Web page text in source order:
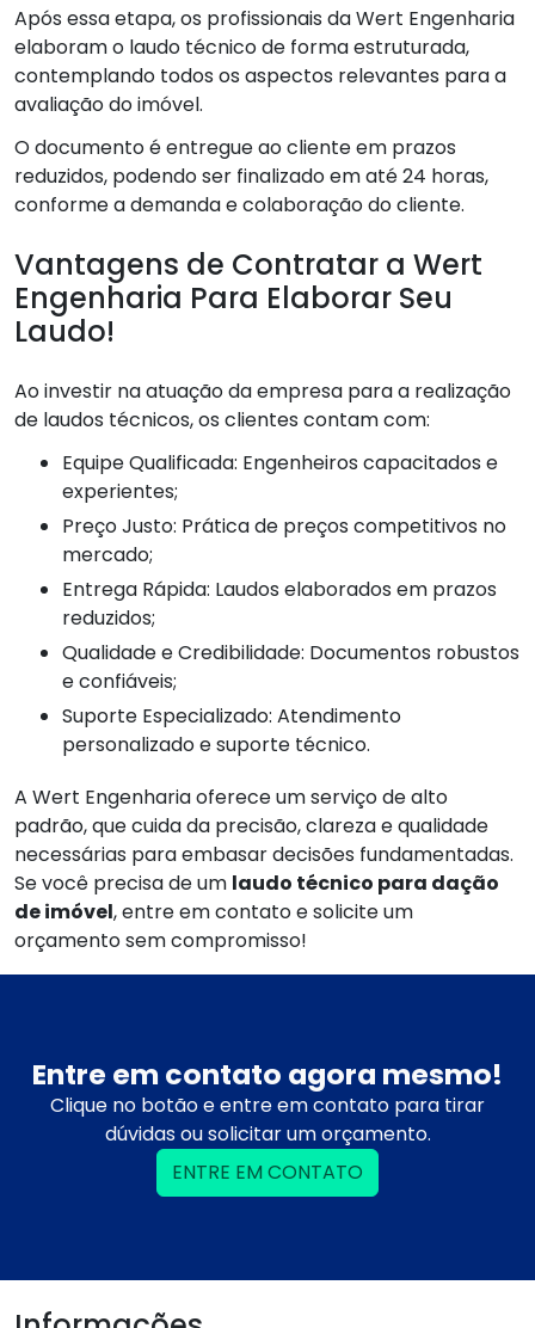
Após essa etapa, os profissionais da Wert Engenharia
elaboram o laudo técnico de forma estruturada,
contemplando todos os aspectos relevantes para a
avaliação do imóvel.
O documento é entregue ao cliente em prazos
reduzidos, podendo ser finalizado em até 24 horas,
conforme a demanda e colaboração do cliente.
Vantagens de Contratar a Wert
Engenharia Para Elaborar Seu
Laudo!
Ao investir na atuação da empresa para a realização
de laudos técnicos, os clientes contam com:
Equipe Qualificada: Engenheiros capacitados e
experientes;
Preço Justo: Prática de preços competitivos no
mercado;
Entrega Rápida: Laudos elaborados em prazos
reduzidos;
Qualidade e Credibilidade: Documentos robustos
e confiáveis;
Suporte Especializado: Atendimento
personalizado e suporte técnico.
A Wert Engenharia oferece um serviço de alto
padrão, que cuida da precisão, clareza e qualidade
necessárias para embasar decisões fundamentadas.
Se você precisa de um laudo técnico para dação
de imóvel, entre em contato e solicite um
orçamento sem compromisso!
Entre em contato agora mesmo!
Clique no botão e entre em contato para tirar
dúvidas ou solicitar um orçamento.
ENTRE EM CONTATO